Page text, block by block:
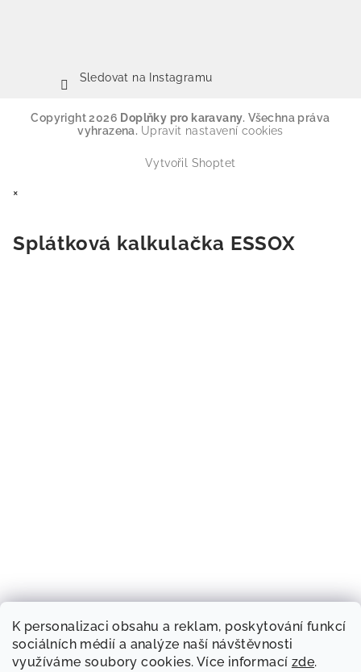
K personalizaci obsahu a reklam, poskytování funkcí
sociálních médií a analýze naší návštěvnosti
využíváme soubory cookies. Více informací zde.
Sledovat na Instagramu
Copyright 2026 Doplňky pro karavany. Všechna práva
vyhrazena. Upravit nastavení cookies
Vytvořil Shoptet
×
Splátková kalkulačka ESSOX